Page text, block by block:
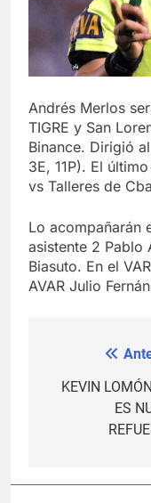
Andrés Merlos
TIGRE y San
Binance. Dirigió
3E, 11P). El
vs Talleres de
Lo acompañarán
asistente 2 Pablo
Biasuto. En el
AVAR Julio
de
entradas
KEVIN
ES